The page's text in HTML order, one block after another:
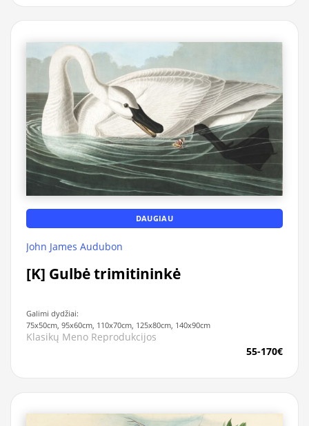
DAUGIAU
John James Audubon
[K] Gulbė trimitininkė
Galimi dydžiai:
75x50cm, 95x60cm, 110x70cm, 125x80cm, 140x90cm
Klasikų Meno Reprodukcijos
55-170€